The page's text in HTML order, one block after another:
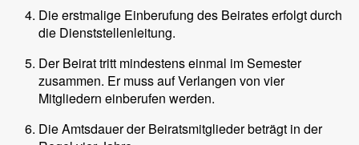
Die erstmalige Einberufung des Beirates erfolgt durch
die Dienststellenleitung.
Der Beirat tritt mindestens einmal im Semester
zusammen. Er muss auf Verlangen von vier
Mitgliedern einberufen werden.
Die Amtsdauer der Beiratsmitglieder beträgt in der